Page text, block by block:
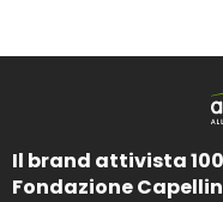
Il brand attivista
Fondazione